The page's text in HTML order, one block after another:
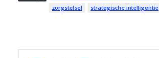
zorgstelsel
strategische intelligentie